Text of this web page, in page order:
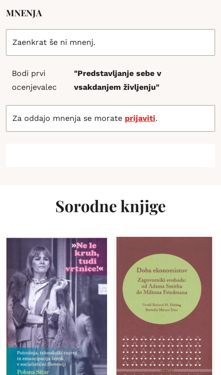
MNENJA
Zaenkrat še ni mnenj.
Bodi prvi
ocenjevalec
"Predstavljanje sebe v
vsakdanjem življenju"
Za oddajo mnenja se morate prijaviti.
Sorodne knjige